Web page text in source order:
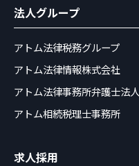
法人グループ
アトム法律税務グループ
アトム法律情報株式会社
アトム法律事務所弁護士法人
アトム相続税理士事務所
求人採用